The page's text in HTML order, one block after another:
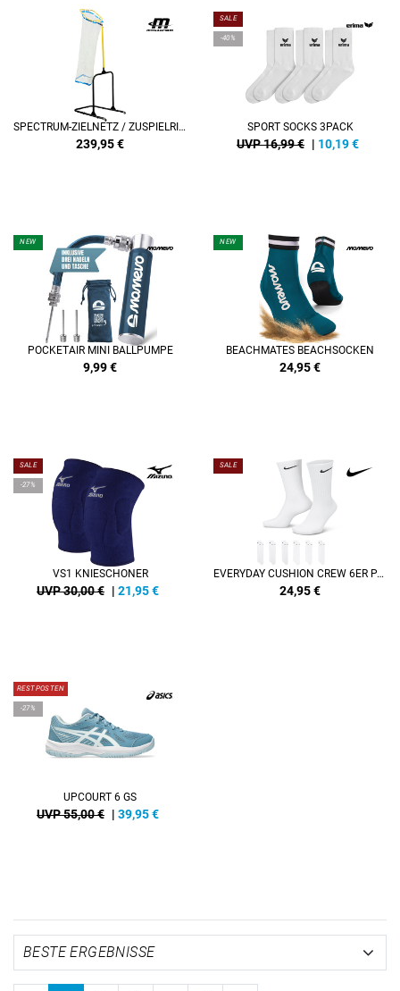
SPECTRUM-ZIELNETZ / ZUSPIELRING / ZUSPIELKORB
239,95€
SALE
-40%
SPORT SOCKS 3PACK
UVP 16,99 € | 10,19€
NEW
POCKETAIR MINI BALLPUMPE
9,99€
NEW
BEACHMATES BEACHSOCKEN
24,95€
SALE
-27%
VS1 KNIESCHONER
UVP 30,00 € | 21,95€
SALE
EVERYDAY CUSHION CREW 6ER PACK SOCKEN
24,95€
RESTPOSTEN
-27%
UPCOURT 6 GS
UVP 55,00 € | 39,95€